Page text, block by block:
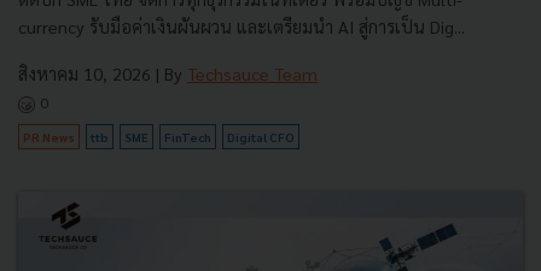
currency รับมือค่าเงินผันผวน และเตรียมนำ AI สู่การเป็น Dig...
สิงหาคม 10, 2026 | By Techsauce Team
0
PR News ttb SME FinTech Digital CFO